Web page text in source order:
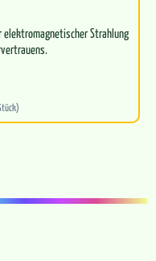
elektromagnetischer Strahlung
und zur Stärkung des Urvertrauens.